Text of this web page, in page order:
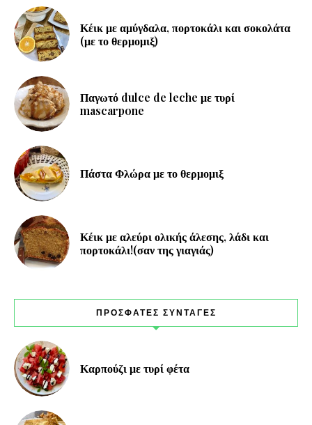
Κέικ με αμύγδαλα, πορτοκάλι και σοκολάτα
(με το θερμομιξ)
Παγωτό dulce de leche με τυρί
mascarpone
Πάστα Φλώρα με το θερμομιξ
Κέικ με αλεύρι ολικής άλεσης, λάδι και
πορτοκάλι!(σαν της γιαγιάς)
ΠΡΟΣΦΑΤΕΣ ΣΥΝΤΑΓΕΣ
Καρπούζι με τυρί φέτα